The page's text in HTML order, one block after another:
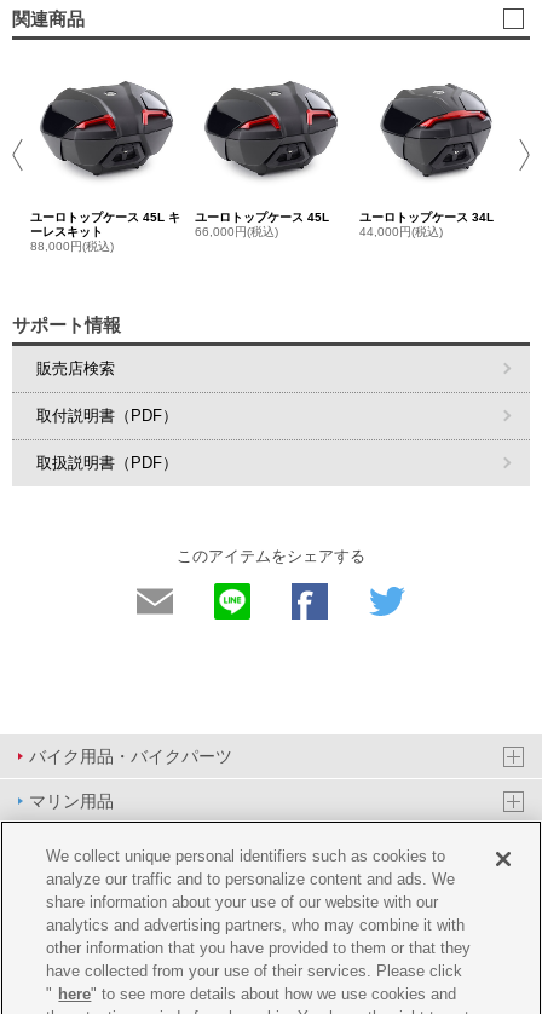
関連商品
ユーロトップケース 45L キ
ーレスキット
88,000円(税込)
ユーロトップケース 45L
66,000円(税込)
ユーロトップケース 34L
44,000円(税込)
サポート情報
販売店検索
取付説明書（PDF）
取扱説明書（PDF）
このアイテムをシェアする
バイク用品・バイクパーツ
マリン用品
PAS/YPJ用品
その他用品
イベント&エンターテイメント
オンラインショップ
We collect unique personal identifiers such as cookies to
analyze our traffic and to personalize content and ads. We
share information about your use of our website with our
analytics and advertising partners, who may combine it with
other information that you have provided to them or that they
have collected from your use of their services. Please click
" here" to see more details about how we use cookies and